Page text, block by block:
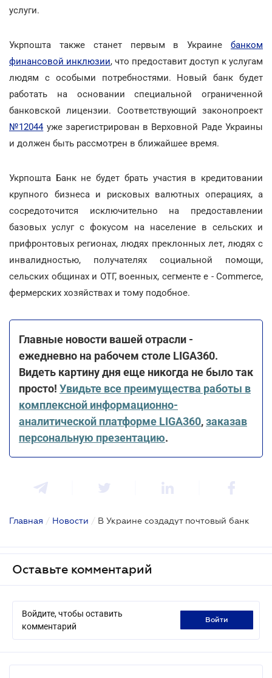
услуги.
Укрпошта также станет первым в Украине банком
финансовой инклюзии, что предоставит доступ к услугам
людям с особыми потребностями. Новый банк будет
работать на основании специальной ограниченной
банковской лицензии. Соответствующий законопроект
№12044уже зарегистрирован в Верховной Раде Украины
и должен быть рассмотрен в ближайшее время.
Укрпошта Банк не будет брать участия в кредитовании
крупного бизнеса и рисковых валютных операциях, а
сосредоточится исключительно на предоставлении
базовых услуг с фокусом на население в сельских и
прифронтовых регионах, людях преклонных лет, людях с
инвалидностью, получателях социальной помощи,
сельских общинах и ОТГ, военных, сегменте e - Commerce,
фермерских хозяйствах и тому подобное.
Главные новости вашей отрасли -
ежедневно на рабочем столе LIGA360.
Видеть картину дня еще никогда не было так
просто! Увидьте все преимущества работы в
комплексной информационно-
аналитической платформе LIGA360,заказав
персональную презентацию.
Главная / Новости / В Украине создадут почтовый банк
Оставьте комментарий
Войдите, чтобы оставить
комментарий
войти